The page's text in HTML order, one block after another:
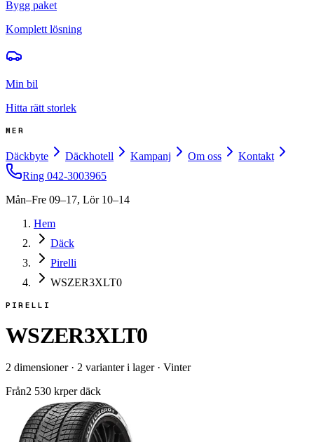
Bygg paket
Komplett lösning
Min bil
Hitta rätt storlek
MER
Däckbyte Däckhotell Kampanj Om oss
Kontakt
Ring 042-3003965
Mån–Fre 09–17, Lör 10–14
Hem
Däck
Pirelli
WSZER3XLT0
PIRELLI
WSZER3XLT0
2 dimensioner· 2 varianter i lager· Vinter
Från2 530 krper däck